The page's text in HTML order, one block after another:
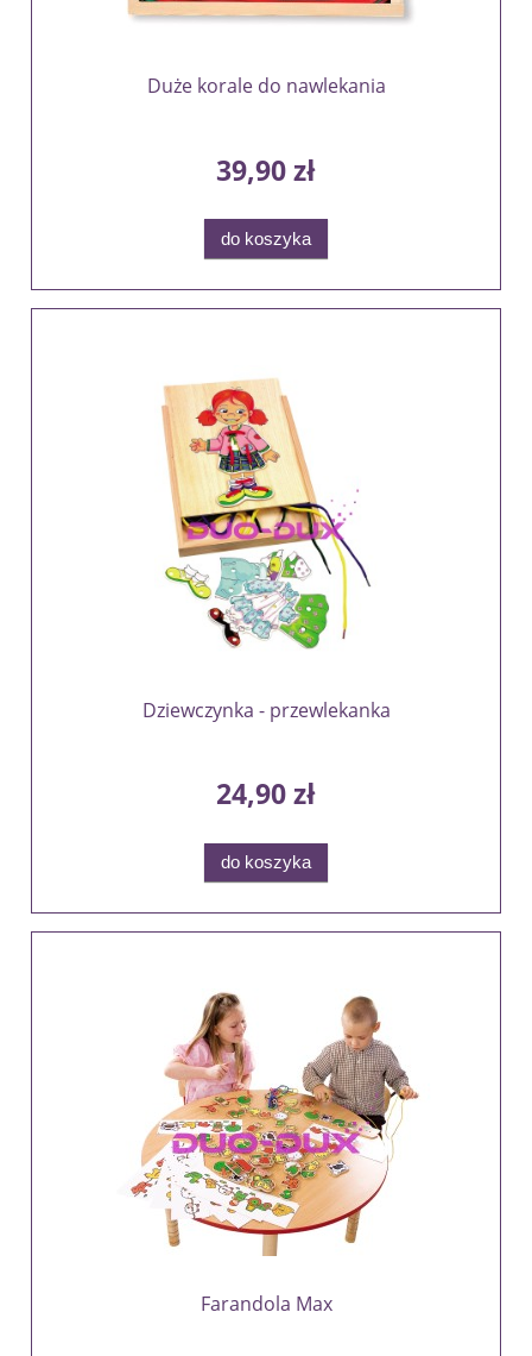
Duże korale do nawlekania
39,90 zł
do koszyka
Dziewczynka - przewlekanka
24,90 zł
do koszyka
Farandola Max